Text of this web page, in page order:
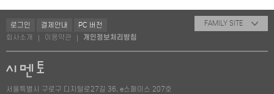
로그인 결제안내
PC 버전
회사소개
이용약관 개인정보처리방침
FAMILY SITE
서울특별시 구로구 디지털로27길 36, e스페이스 207호